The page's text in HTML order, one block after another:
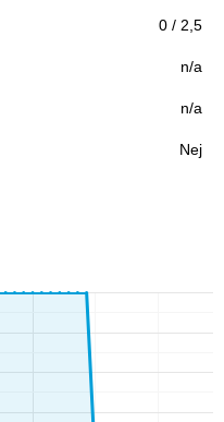
0 / 2,5
n/a
n/a
Nej